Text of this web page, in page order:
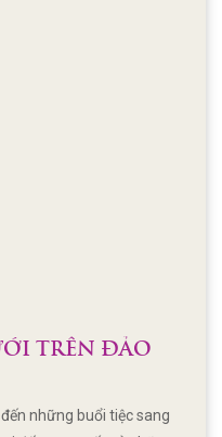
TRÊN ĐẢO
những buổi tiệc sang